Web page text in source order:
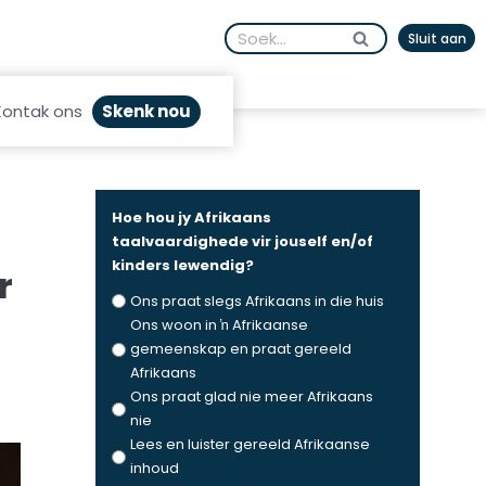
Search
for:
Sluit aan
ons Skenk nou
Hoe hou jy Afrikaans
taalvaardighede vir jouself en/of
kinders lewendig?
Ons praat slegs Afrikaans in die huis
Ons woon in ŉ Afrikaanse
gemeenskap en praat gereeld
Afrikaans
Ons praat glad nie meer Afrikaans
nie
Lees en luister gereeld Afrikaanse
inhoud